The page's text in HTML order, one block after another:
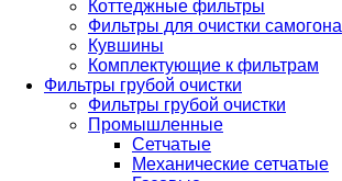
Коттеджные фильтры
Фильтры для очистки самогона
Кувшины
Комплектующие к фильтрам
Фильтры грубой очистки
Фильтры грубой очистки
Промышленные
Сетчатые
Механические сетчатые